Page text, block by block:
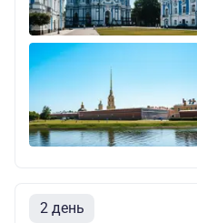
2 день